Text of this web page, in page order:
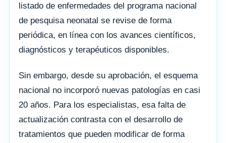
listado de enfermedades del programa nacional
de pesquisa neonatal se revise de forma
periódica, en línea con los avances científicos,
diagnósticos y terapéuticos disponibles.
Sin embargo, desde su aprobación, el esquema
nacional no incorporó nuevas patologías en casi
20 años. Para los especialistas, esa falta de
actualización contrasta con el desarrollo de
tratamientos que pueden modificar de forma